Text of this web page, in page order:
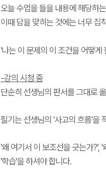
오늘 수업을 들을 내용에 해당하
이때 답을 맞히는 것에는 너무 집
'나는 이 문제의 이 조건을 어떻게
-강의 시청 중
단순히 선생님의 판서를 그대로
필기는 선생님의 '사고의 흐름'을
'왜 여기서 이 보조선을 긋는가?',
'학습'을 하셔야 합니다.